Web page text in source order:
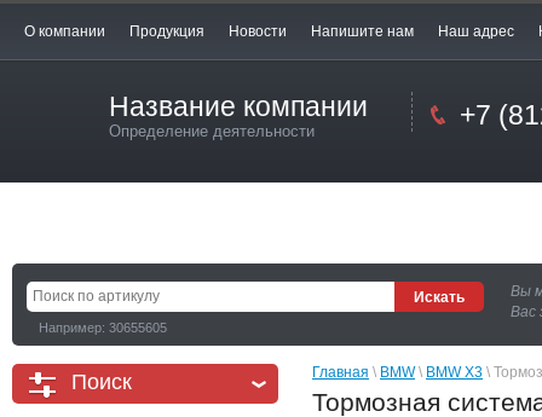
О компании Продукция Новости Напишите нам Наш адрес
Название компании
Определение деятельности
+7
Например: 30655605
Вы
Вас
Поиск Главная \ BMW \ BMW X3 \
Тормозная